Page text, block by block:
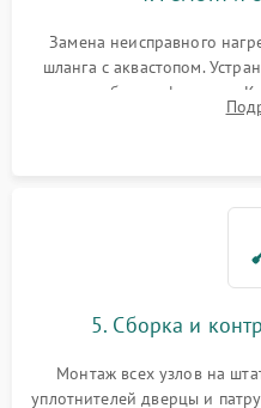
Замена неисправного
шланга с аквастопом.
патрубках и фильтрах.
управления,
5. Сборка и
Монтаж всех узлов на
уплотнителей дверцы и